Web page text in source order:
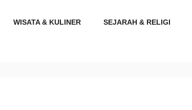
WISATA & KULINER SEJARAH & RELIGI